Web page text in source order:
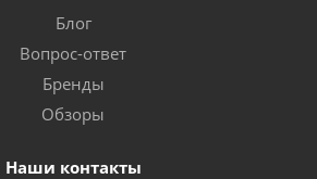
Блог
Вопрос-ответ
Бренды
Обзоры
Наши контакты